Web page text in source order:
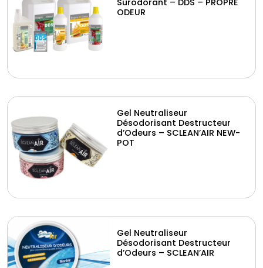
ODEUR
Gel Neutraliseur
Désodorisant Destructeur
d’Odeurs – SCLEAN’AIR NEW-
POT
Gel Neutraliseur
Désodorisant Destructeur
d’Odeurs – SCLEAN’AIR